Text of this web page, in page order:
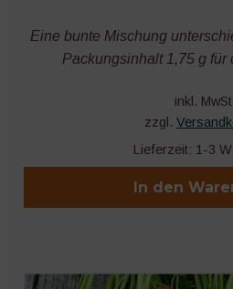
Eine bunte Mischung
Packungsinhalt 1,75 g für
inkl.
zzgl.
Lieferzeit: 1-3
In den